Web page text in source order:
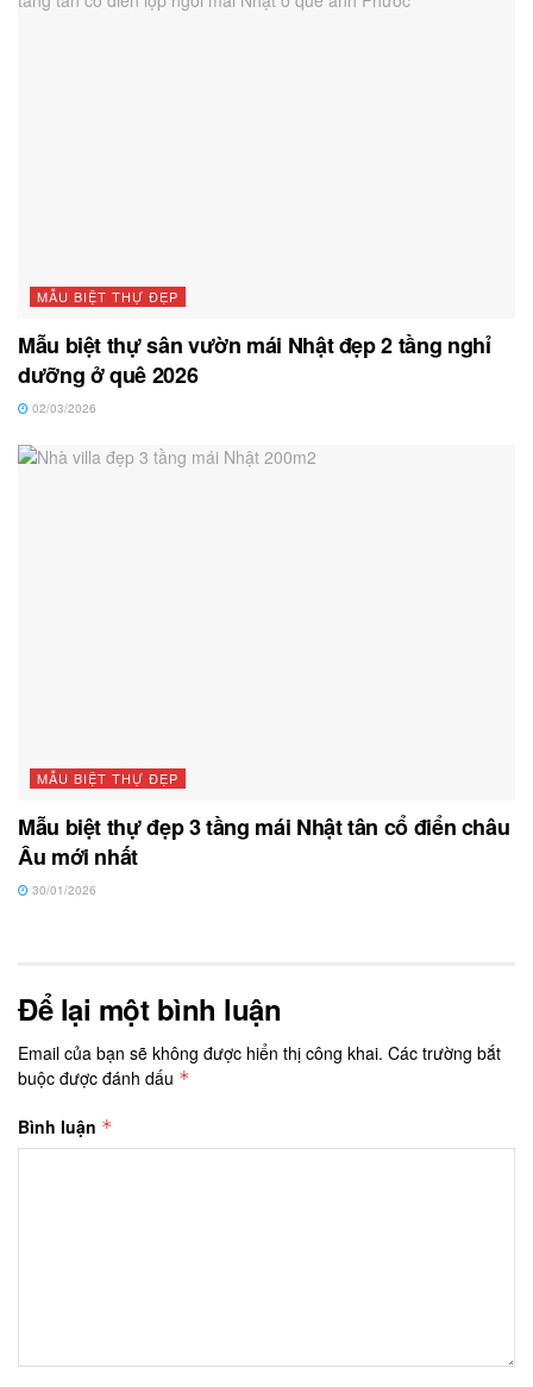
MẪU BIỆT THỰ ĐẸP
Mẫu biệt thự sân vườn mái Nhật đẹp 2 tầng nghỉ
dưỡng ở quê 2026
02/03/2026
MẪU BIỆT THỰ ĐẸP
Mẫu biệt thự đẹp 3 tầng mái Nhật tân cổ điển châu
Âu mới nhất
30/01/2026
Để lại một bình luận
Email của bạn sẽ không được hiển thị công khai. Các trường bắt
buộc được đánh dấu *
Bình luận *